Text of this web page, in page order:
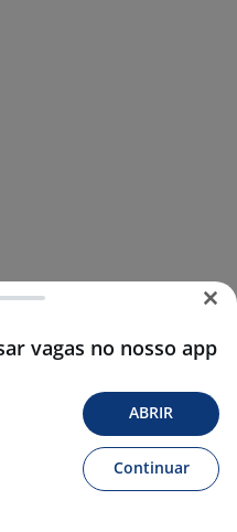
vagas no nosso app
ABRIR
Continuar